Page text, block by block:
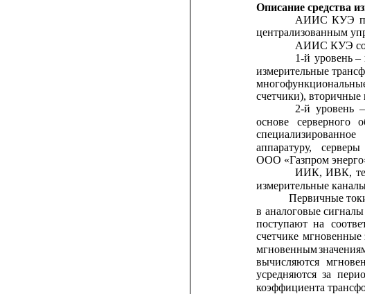
Описание средства
АИИС КУЭ
централизованным
АИИС КУЭ
1-й уровень –
измерительные
счетчики), вторичные
2-й уровень –
основе
серверного
специализированное
аппаратуру,
серверы
ООО «Газпром
ИИК, ИВК,
измерительные
Первичные
в аналоговые сигналы
поступают на
счетчике мгновенные
мгновенным
вычисляются
усредняются за
коэффициента